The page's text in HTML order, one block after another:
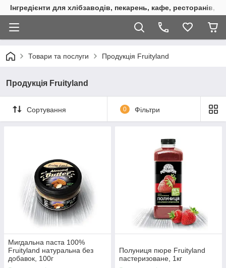
Інгредієнти для хлібзаводів, пекарень, кафе, ресторанів,
Товари та послуги Продукція Fruityland
Продукція Fruityland
Сортування 0 Фільтри
Мигдальна паста 100%
Fruityland натуральна без
добавок, 100г
Полуниця пюре Fruityland
пастеризоване, 1кг